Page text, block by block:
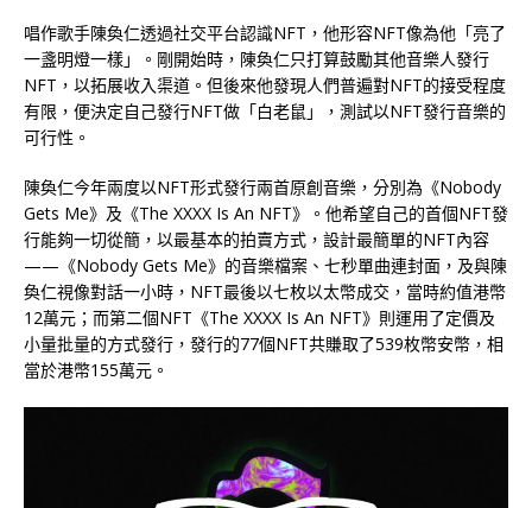
唱作歌手陳奐仁透過社交平台認識NFT，他形容NFT像為他「亮了
一盞明燈一樣」。剛開始時，陳奐仁只打算鼓勵其他音樂人發行
NFT，以拓展收入渠道。但後來他發現人們普遍對NFT的接受程度
有限，便決定自己發行NFT做「白老鼠」，測試以NFT發行音樂的
可行性。
陳奐仁今年兩度以NFT形式發行兩首原創音樂，分別為《Nobody
Gets Me》及《The XXXX Is An NFT》。他希望自己的首個NFT發
行能夠一切從簡，以最基本的拍賣方式，設計最簡單的NFT內容
——《Nobody Gets Me》的音樂檔案、七秒單曲連封面，及與陳
奐仁視像對話一小時，NFT最後以七枚以太幣成交，當時約值港幣
12萬元；而第二個NFT《The XXXX Is An NFT》則運用了定價及
小量批量的方式發行，發行的77個NFT共賺取了539枚幣安幣，相
當於港幣155萬元。